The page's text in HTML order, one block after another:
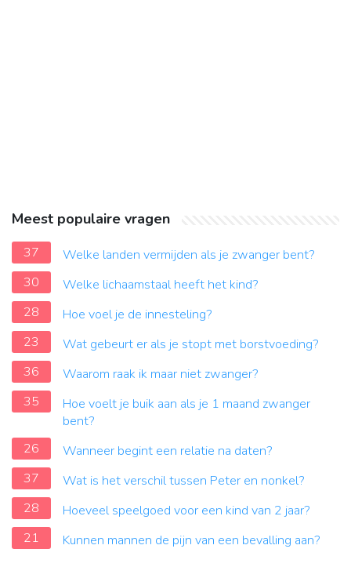
Meest populaire vragen
37
Welke landen vermijden als je zwanger bent?
30
Welke lichaamstaal heeft het kind?
28
Hoe voel je de innesteling?
23
Wat gebeurt er als je stopt met borstvoeding?
36
Waarom raak ik maar niet zwanger?
35
Hoe voelt je buik aan als je 1 maand zwanger
bent?
26
Wanneer begint een relatie na daten?
37
Wat is het verschil tussen Peter en nonkel?
28
Hoeveel speelgoed voor een kind van 2 jaar?
21
Kunnen mannen de pijn van een bevalling aan?